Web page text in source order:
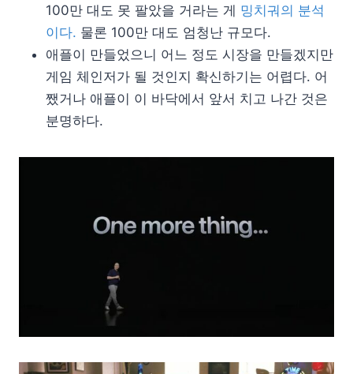
100만 대도 못 팔았을 거라는 게 밍치궈의 분석
이다. 물론 100만 대도 엄청난 규모다.
애플이 만들었으니 어느 정도 시장을 만들겠지만
게임 체인저가 될 것인지 확신하기는 어렵다. 어
쨌거나 애플이 이 바닥에서 앞서 치고 나간 것은
분명하다.